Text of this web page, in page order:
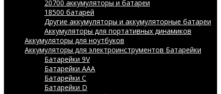
20700 аккумуляторы и батареи
18500 батарей
Другие аккумуляторы и аккумуляторные батареи
Аккумуляторы для портативных динамиков
Аккумуляторы для ноутбуков
Аккумуляторы для электроинструментов Батарейки
Батарейки 9V
Батарейки AAA
Батарейки C
Батарейки D